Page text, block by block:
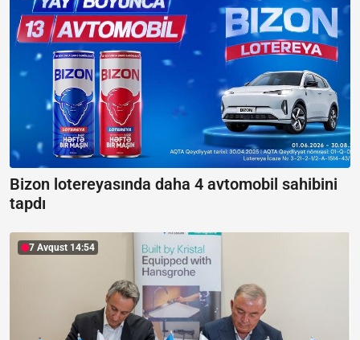
Bizon lotereyasında daha 4 avtomobil sahibini
tapdı
7 Avqust 14:54